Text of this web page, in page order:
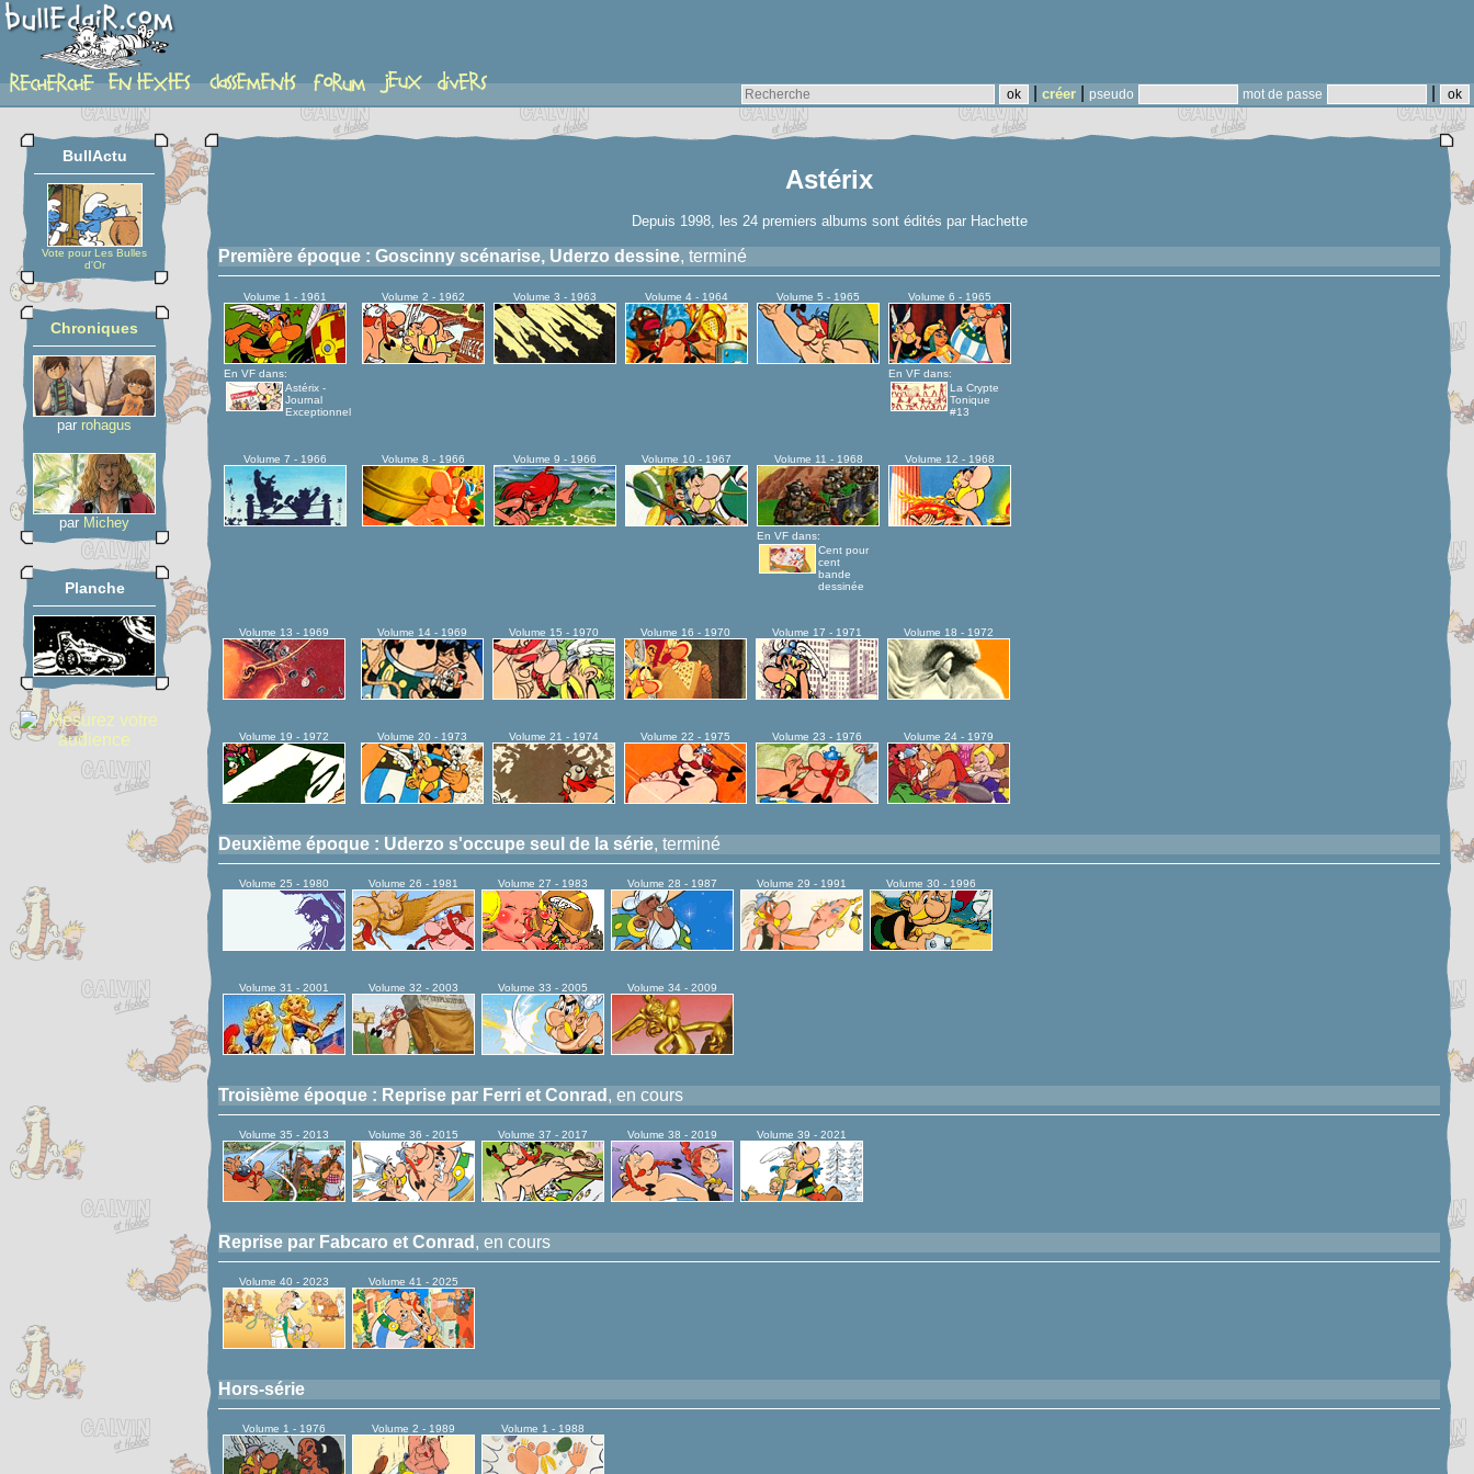
créer pseudo mot de passe
serie
BullActu
Vote pour Les Bulles
d'Or
Chroniques
par rohagus
par Michey
Planche
Astérix
Depuis 1998, les 24 premiers albums sont édités par Hachette
Première époque : Goscinny scénarise, Uderzo dessine, terminé
Volume 1 - 1961
En VF dans:
Astérix -
Journal
Exceptionnel
Volume 2 - 1962 Volume 3 - 1963 Volume 4 - 1964 Volume 5 - 1965 Volume 6 - 1965
En VF dans:
La Crypte
Tonique
#13
Volume 7 - 1966 Volume 8 - 1966 Volume 9 - 1966 Volume 10 - 1967 Volume 11 - 1968
En VF dans:
Cent pour
cent
bande
dessinée
Volume 12 - 1968
Volume 13 - 1969 Volume 14 - 1969 Volume 15 - 1970 Volume 16 - 1970 Volume 17 - 1971 Volume 18 - 1972
Volume 19 - 1972 Volume 20 - 1973 Volume 21 - 1974 Volume 22 - 1975 Volume 23 - 1976 Volume 24 - 1979
Deuxième époque : Uderzo s'occupe seul de la série, terminé
Volume 25 - 1980 Volume 26 - 1981 Volume 27 - 1983 Volume 28 - 1987 Volume 29 - 1991 Volume 30 - 1996
Volume 31 - 2001 Volume 32 - 2003 Volume 33 - 2005 Volume 34 - 2009
Troisième époque : Reprise par Ferri et Conrad , en cours
Volume 35 - 2013 Volume 36 - 2015 Volume 37 - 2017 Volume 38 - 2019 Volume 39 - 2021
Reprise par Fabcaro et Conrad , en cours
Volume 40 - 2023 Volume 41 - 2025
Hors-série
Volume 1 - 1976 Volume 2 - 1989 Volume 1 - 1988